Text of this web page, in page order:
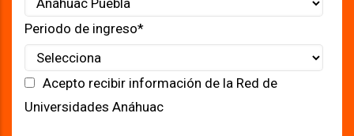
Periodo de ingreso*
Acepto recibir información de la Red de
Universidades Anáhuac